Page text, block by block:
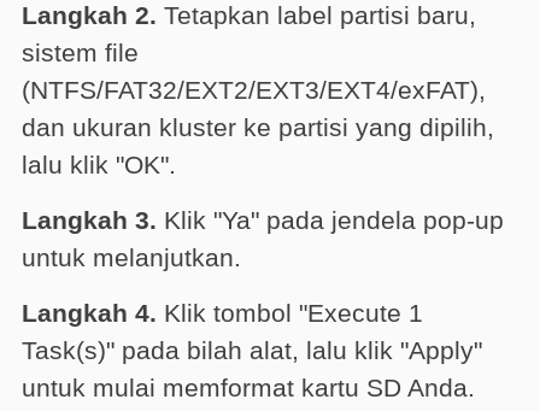
Langkah 2. Tetapkan label partisi baru,
sistem file
(NTFS/FAT32/EXT2/EXT3/EXT4/exFAT),
dan ukuran kluster ke partisi yang dipilih,
lalu klik "OK".
Langkah 3. Klik "Ya" pada jendela pop-up
untuk melanjutkan.
Langkah 4. Klik tombol "Execute 1
Task(s)" pada bilah alat, lalu klik "Apply"
untuk mulai memformat kartu SD Anda.